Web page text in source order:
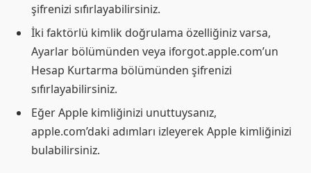
şifrenizi sıfırlayabilirsiniz.
İki faktörlü kimlik doğrulama özelliğiniz varsa,
Ayarlar bölümünden veya iforgot.apple.com’un
Hesap Kurtarma bölümünden şifrenizi
sıfırlayabilirsiniz.
Eğer Apple kimliğinizi unuttuysanız,
apple.com’daki adımları izleyerek Apple kimliğinizi
bulabilirsiniz.